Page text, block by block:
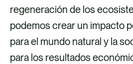
regeneración de los
podemos crear un impacto
para el mundo natural y la
para los resultados